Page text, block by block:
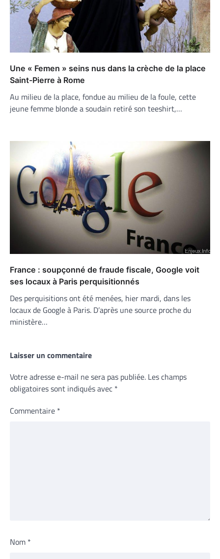
Une « Femen » seins nus dans la crèche de la place
Saint-Pierre à Rome
Au milieu de la place, fondue au milieu de la foule, cette
jeune femme blonde a soudain retiré son teeshirt,…
France : soupçonné de fraude fiscale, Google voit
ses locaux à Paris perquisitionnés
Des perquisitions ont été menées, hier mardi, dans les
locaux de Google à Paris. D’après une source proche du
ministère…
Laisser un commentaire
Votre adresse e-mail ne sera pas publiée. Les champs
obligatoires sont indiqués avec *
Commentaire *
Nom *